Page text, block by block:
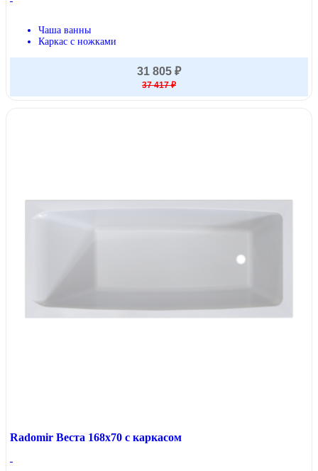
Чаша ванны
Каркас с ножками
31 805 ₽
37 417 ₽
Radomir Веста 168x70 с каркасом